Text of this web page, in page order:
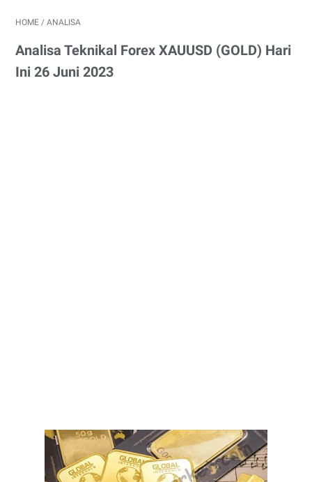
HOME / ANALISA
Analisa Teknikal Forex XAUUSD (GOLD) Hari
Ini 26 Juni 2023